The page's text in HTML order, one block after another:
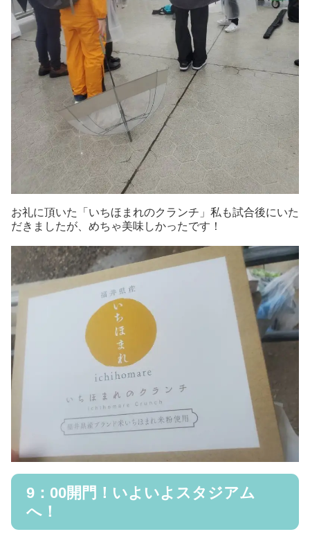
お礼に頂いた「いちほまれのクランチ」私も試合後にいた
だきましたが、めちゃ美味しかったです！
9：00開門！いよいよスタジアム
へ！